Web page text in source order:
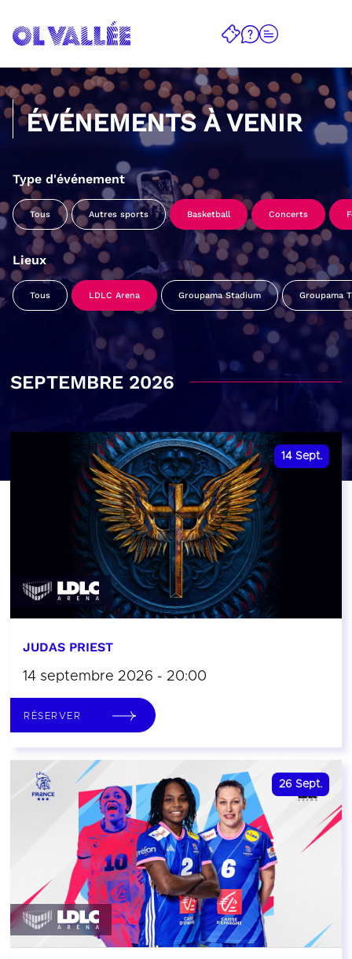
ÉVÉNEMENTS À VENIR
Type d'événement
Tous Autres sports Basketball Concerts
Lieux
Tous LDLC Arena Groupama Stadium Groupama
SEPTEMBRE 2026
14 Sept.
JUDAS PRIEST
14 septembre 2026 - 20:00
RÉSERVER
26 Sept.